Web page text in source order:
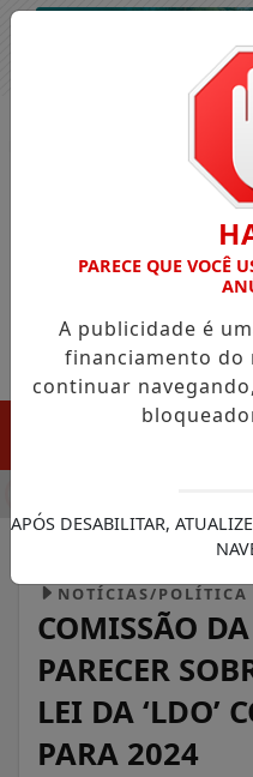
NOTÍCIAS/POLÍTICA
COMISSÃO
PARECER
LEI DA ‘LDO’
PARA 2024
PARECE QUE VOCÊ
A publicidade é
financiamento do
continuar
APÓS DESABILITAR,